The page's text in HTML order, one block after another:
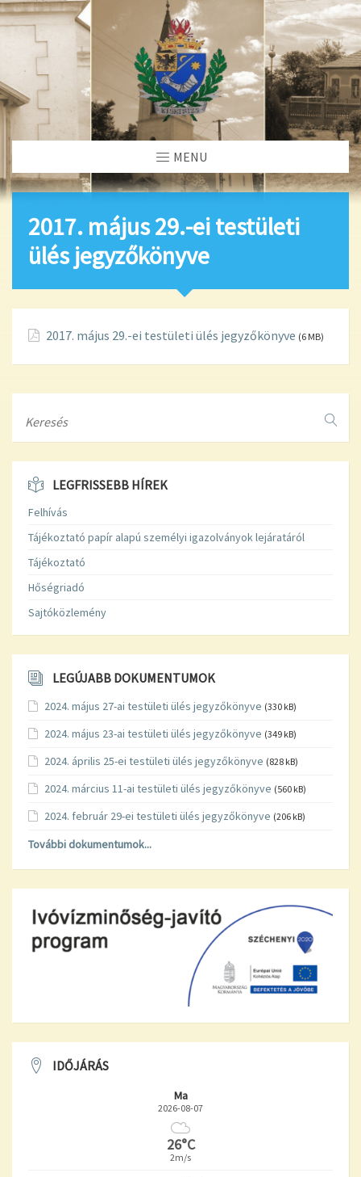
MENU
2017. május 29.-ei testületi
ülés jegyzőkönyve
2017. május 29.-ei testületi ülés jegyzőkönyve (6 MB)
LEGFRISSEBB HÍREK
Felhívás
Tájékoztató papír alapú személyi igazolványok lejáratáról
Tájékoztató
Hőségriadó
Sajtóközlemény
LEGÚJABB DOKUMENTUMOK
2024. május 27-ai testületi ülés jegyzőkönyve (330 kB)
2024. május 23-ai testületi ülés jegyzőkönyve (349 kB)
2024. április 25-ei testületi ülés jegyzőkönyve (828 kB)
2024. március 11-ai testületi ülés jegyzőkönyve (560 kB)
2024. február 29-ei testületi ülés jegyzőkönyve (206 kB)
További dokumentumok...
IDŐJÁRÁS
Ma
2026-08-07
26°C
2m/s